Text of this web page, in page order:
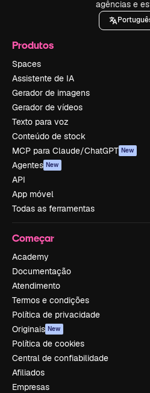
agências e
Produtos
Spaces
Assistente de IA
Gerador de imagens
Gerador de vídeos
Texto para voz
Conteúdo de stock
MCP para Claude/ChatGPT New
Agentes New
API
App móvel
Todas as ferramentas
Começar
Academy
Documentação
Atendimento
Termos e condições
Política de privacidade
Originais New
Política de cookies
Central de confiabilidade
Afiliados
Empresas